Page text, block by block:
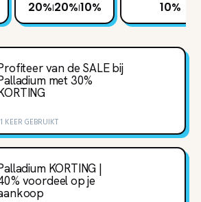
20%|20%|10% 10%
van de SALE bij
met 30‌%
KEER GEBRUIKT
KORTING |
voordeel op je